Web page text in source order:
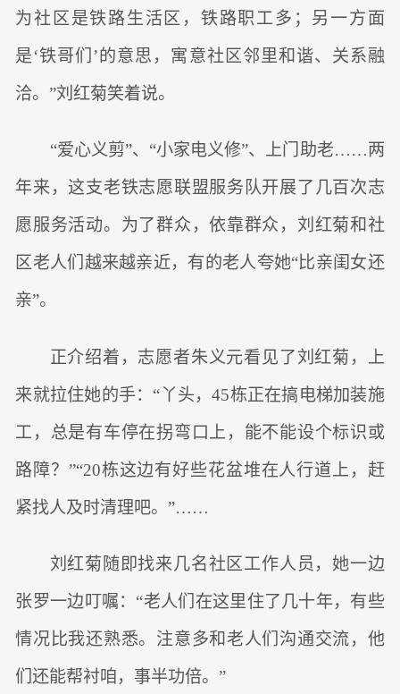
为社区是铁路生活区，铁路职工多；另一方面
是‘铁哥们’的意思，寓意社区邻里和谐、关系融
洽。”刘红菊笑着说。
“爱心义剪”、“小家电义修”、上门助老……两
年来，这支老铁志愿联盟服务队开展了几百次志
愿服务活动。为了群众，依靠群众，刘红菊和社
区老人们越来越亲近，有的老人夸她“比亲闺女还
亲”。
正介绍着，志愿者朱义元看见了刘红菊，上
来就拉住她的手：“丫头，45栋正在搞电梯加装施
工，总是有车停在拐弯口上，能不能设个标识或
路障？”“20栋这边有好些花盆堆在人行道上，赶
紧找人及时清理吧。”……
刘红菊随即找来几名社区工作人员，她一边
张罗一边叮嘱：“老人们在这里住了几十年，有些
情况比我还熟悉。注意多和老人们沟通交流，他
们还能帮衬咱，事半功倍。”